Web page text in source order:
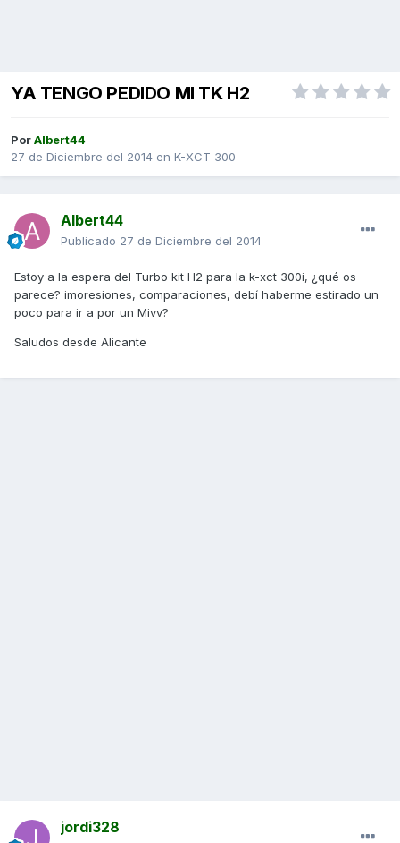
YA TENGO PEDIDO MI TK H2
PorAlbert44
27 de Diciembre del 2014 en K-XCT 300
Albert44
Publicado 27 de Diciembre del 2014
Estoy a la espera del Turbo kit H2 para la k-xct 300i, ¿qué os
parece? imoresiones, comparaciones, debí haberme estirado un
poco para ir a por un Mivv?
Saludos desde Alicante
jordi328